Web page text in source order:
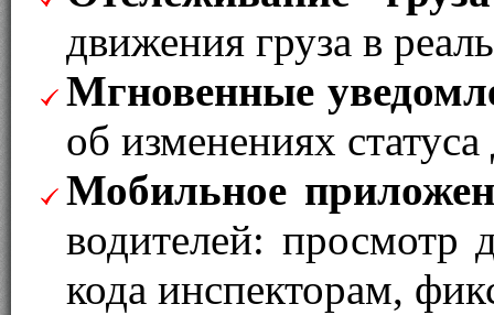
движения груза в
Мгновенные
об изменениях
Мобильное
водителей: просмотр
кода инспекторам,